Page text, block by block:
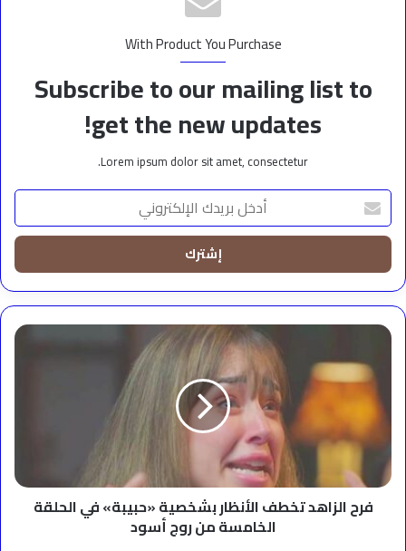
With Product You Purchase
Subscribe to our mailing list to
get the new updates!
Lorem ipsum dolor sit amet, consectetur.
أدخل
بريدك
الإلكتروني
فرح
تخطف
الأنظار
بشخصية
«حبيبة»
في
الحلقة
الخامسة
فرح الزاهد تخطف الأنظار بشخصية «حبيبة» في الحلقة
الخامسة من روج أسود